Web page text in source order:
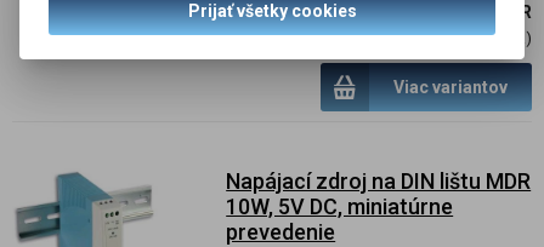
459,40 EUR
373,49 EUR (Cena)
Viac variantov
Napájací zdroj na DIN lištu MDR
10W, 5V DC, miniatúrne
prevedenie
Prijať všetky cookies